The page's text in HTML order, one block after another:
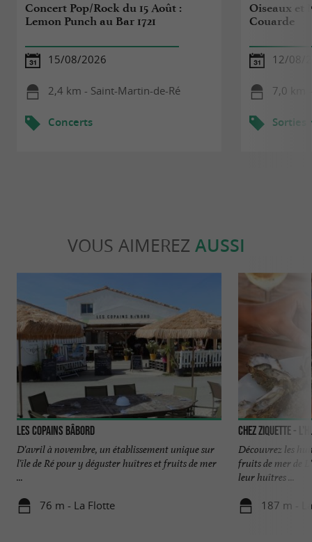
Concert Pop/Rock du 15 Août :
Lemon Punch au Bar 1721
15/08/2026
2,4 km - Saint-Martin-de-Ré
Concerts
Oiseaux et
Couarde
12/08/
7,0 km
Sorties
VOUS AIMEREZ AUSSI
Les Copains Bâbord
D'avril à novembre, un établissement unique sur
l'île de Ré pour y déguster huîtres et fruits de mer
...
76 m - La Flotte
Chez Ziquette -
Découvrez les
fruits de mer de
leur huîtres ...
187 m -